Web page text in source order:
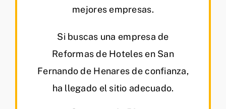
mejores empresas.
Si buscas una empresa de
Reformas de Hoteles en San
Fernando de Henares de confianza,
ha llegado el sitio adecuado.